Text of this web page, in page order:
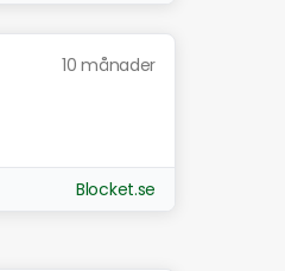
10 månader
Blocket.se